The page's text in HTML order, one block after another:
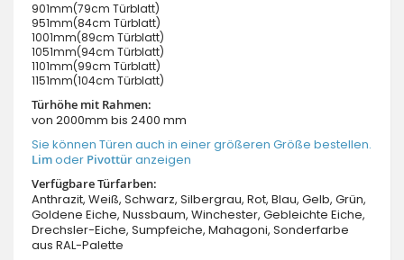
901mm(79cm Türblatt)
951mm(84cm Türblatt)
1001mm(89cm Türblatt)
1051mm(94cm Türblatt)
1101mm(99cm Türblatt)
1151mm(104cm Türblatt)
Türhöhe mit Rahmen:
von 2000mm bis 2400 mm
Sie können Türen auch in einer größeren Größe bestellen.
Limoder Pivottüranzeigen
Verfügbare Türfarben:
Anthrazit, Weiß, Schwarz, Silbergrau, Rot, Blau, Gelb, Grün,
Goldene Eiche, Nussbaum, Winchester, Gebleichte Eiche,
Drechsler-Eiche, Sumpfeiche, Mahagoni, Sonderfarbe
aus RAL-Palette